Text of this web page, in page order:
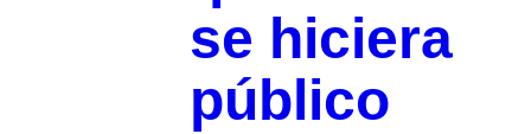
se hiciera
público